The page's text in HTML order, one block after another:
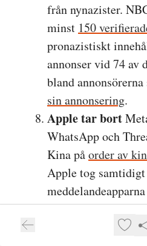
från nynazister.
minst 150
pronazistiskt
annonser vid 74 av
bland
sin annonsering.
Apple tar bort
WhatsApp och
Kina påorder av
Apple tog
motiveras